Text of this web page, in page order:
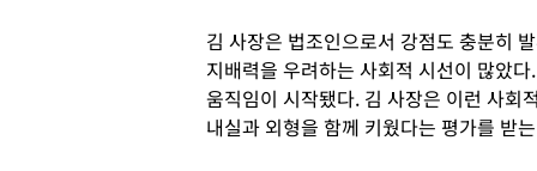
김 사장은 법조인으로서 강점도 충분히
지배력을 우려하는 사회적 시선이 많았
움직임이 시작됐다. 김 사장은 이런 사회
내실과 외형을 함께 키웠다는 평가를 받